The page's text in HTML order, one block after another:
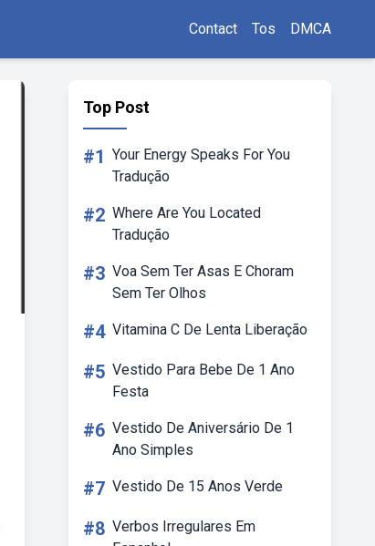
Contact Tos DMCA
Top Post
#1 Your Energy Speaks For You
Tradução
#2 Where Are You Located
Tradução
#3 Voa Sem Ter Asas E Choram
Sem Ter Olhos
#4 Vitamina C De Lenta Liberação
#5 Vestido Para Bebe De 1 Ano
Festa
#6 Vestido De Aniversário De 1
Ano Simples
#7 Vestido De 15 Anos Verde
#8 Verbos Irregulares Em